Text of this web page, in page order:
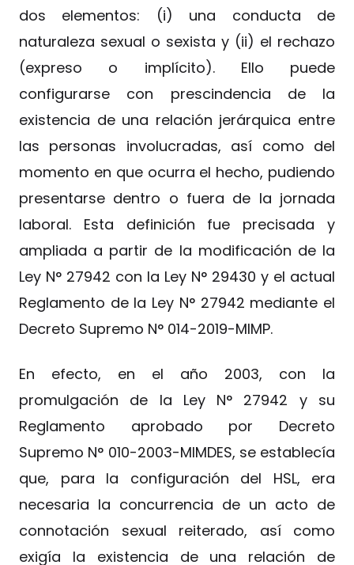
dos elementos: (i) una conducta de
naturaleza sexual o sexista y (ii) el rechazo
(expreso o implícito). Ello puede
configurarse con prescindencia de la
existencia de una relación jerárquica entre
las personas involucradas, así como del
momento en que ocurra el hecho, pudiendo
presentarse dentro o fuera de la jornada
laboral. Esta definición fue precisada y
ampliada a partir de la modificación de la
Ley N° 27942 con la Ley N° 29430 y el actual
Reglamento de la Ley N° 27942 mediante el
Decreto Supremo N° 014-2019-MIMP.
En efecto, en el año 2003, con la
promulgación de la Ley N° 27942 y su
Reglamento aprobado por Decreto
Supremo N° 010-2003-MIMDES, se establecía
que, para la configuración del HSL, era
necesaria la concurrencia de un acto de
connotación sexual reiterado, así como
exigía la existencia de una relación de